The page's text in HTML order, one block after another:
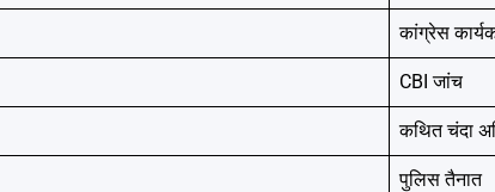
कांग्रेस
CBI जांच
कथित चंदा
पुलिस तैनात